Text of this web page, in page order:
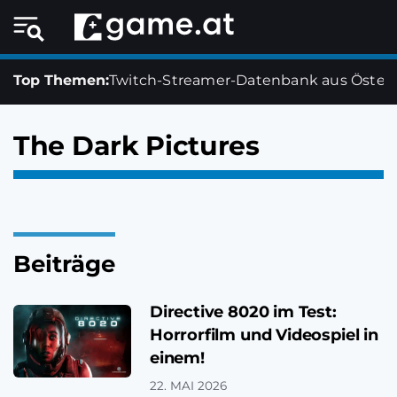
Top Themen:Twitch-Streamer-Datenbank aus
The Dark Pictures
Beiträge
Directive 8020 im Test:
Horrorfilm und Videospiel in
einem!
22. MAI 2026